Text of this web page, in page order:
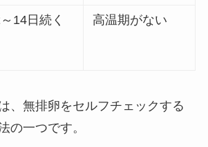
14日続く 高温期がない
、無排卵をセルフチェックする
の一つです。